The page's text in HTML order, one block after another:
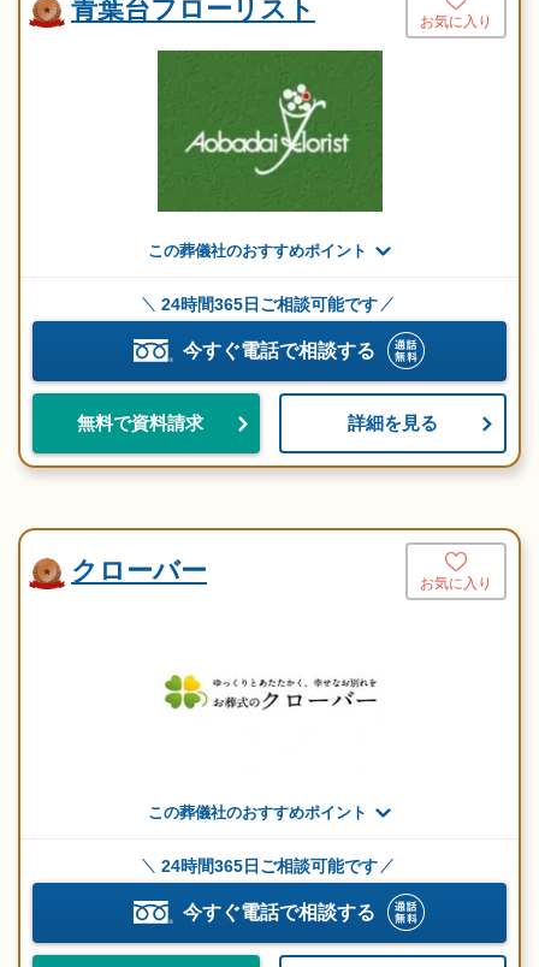
青葉台フローリスト お気に入り
この葬儀社のおすすめポイント
24時間365日ご相談可能です
今すぐ電話で相談する
無料で資料請求 詳細を見る
クローバー お気に入り
この葬儀社のおすすめポイント
24時間365日ご相談可能です
今すぐ電話で相談する